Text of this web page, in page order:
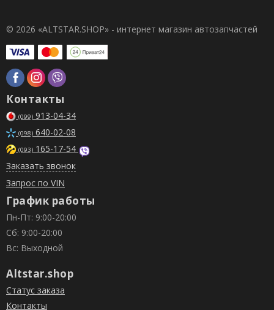
© 2026 «ALTSTAR.SHOP» - интернет магазин автозапчастей
Контакты
(099) 913-04-34
(098) 640-02-08
(093) 165-17-54
Заказать звонок
Запрос по VIN
График работы
Пн-Пт: 9:00-20:00
Сб: 9:00-20:00
Вс: Выходной
Altstar.shop
Статус заказа
Контакты